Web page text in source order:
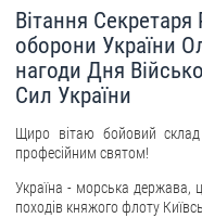
Історична довідка про діяльність
ОФІЦІЙНІ ДОКУМЕНТИ
Новини
Drone Deals
Вітання Секретаря
оборони України
нагоди Дня
Сил України
Щиро вітаю бойовий склад
професійним святом!
Україна - морська держава,
походів княжого флоту